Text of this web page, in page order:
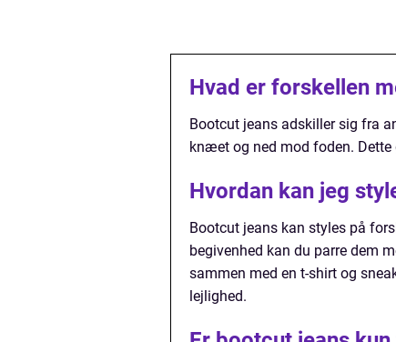
Hvad er forskellen
Bootcut jeans adskiller sig fra
knæet og ned mod foden.
Hvordan kan jeg
Bootcut jeans kan styles på
begivenhed kan du parre dem
sammen med en t-shirt og
lejlighed.